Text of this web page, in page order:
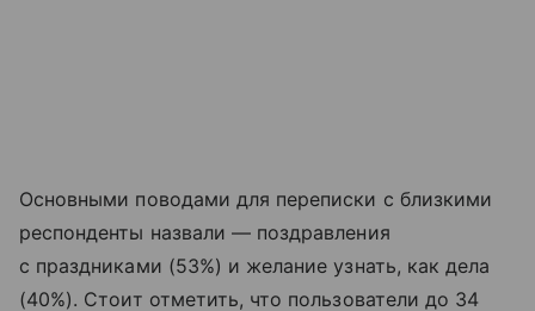
Основными поводами для переписки с близкими
респонденты назвали — поздравления
с праздниками (53%) и желание узнать, как дела
(40%). Стоит отметить, что пользователи до 34